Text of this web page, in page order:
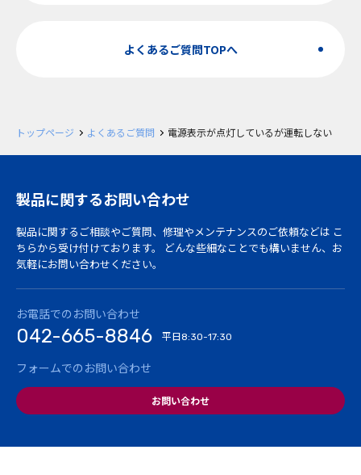
よくあるご質問TOPへ
トップページ よくあるご質問 電源表示が点灯しているが運転しない
製品に関するお問い合わせ
製品に関するご相談やご質問、修理やメンテナンスのご依頼などは こ
ちらから受け付けております。
どんな些細なことでも構いません、お
気軽にお問い合わせください。
お電話でのお問い合わせ
042-665-8846 平日8:30-17:30
フォームでのお問い合わせ
お問い合わせ